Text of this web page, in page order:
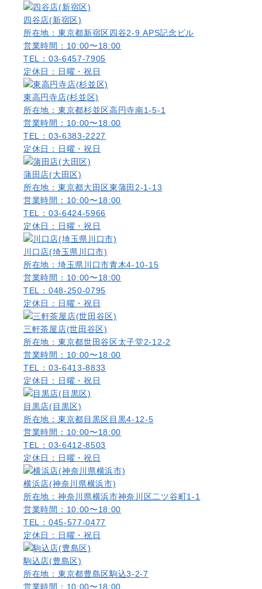
四谷店(新宿区)
所在地：東京都新宿区四谷2-9 APS記念ビル
営業時間：10:00〜18:00
TEL：03-6457-7905
定休日：日曜・祝日
東高円寺店(杉並区)
所在地：東京都杉並区高円寺南1-5-1
営業時間：10:00〜18:00
TEL：03-6383-2227
定休日：日曜・祝日
蒲田店(大田区)
所在地：東京都大田区東蒲田2-1-13
営業時間：10:00〜18:00
TEL：03-6424-5966
定休日：日曜・祝日
川口店(埼玉県川口市)
所在地：埼玉県川口市青木4-10-15
営業時間：10:00〜18:00
TEL：048-250-0795
定休日：日曜・祝日
三軒茶屋店(世田谷区)
所在地：東京都世田谷区太子堂2-12-2
営業時間：10:00〜18:00
TEL：03-6413-8833
定休日：日曜・祝日
目黒店(目黒区)
所在地：東京都目黒区目黒4-12-5
営業時間：10:00〜18:00
TEL：03-6412-8503
定休日：日曜・祝日
横浜店(神奈川県横浜市)
所在地：神奈川県横浜市神奈川区二ツ谷町1-1
営業時間：10:00〜18:00
TEL：045-577-0477
定休日：日曜・祝日
駒込店(豊島区)
所在地：東京都豊島区駒込3-2-7
営業時間：10:00〜18:00